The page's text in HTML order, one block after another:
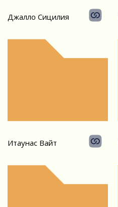
Джалло Сицилия
Итаунас Вайт